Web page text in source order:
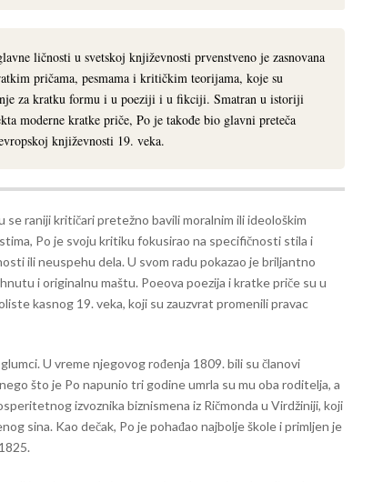
ličnosti u svetskoj književnosti prvenstveno je zasnovana
pričama, pesmama i kritičkim teorijama, koje su
za kratku formu i u poeziji i u fikciji. Smatran u istoriji
moderne kratke priče, Po je takođe bio glavni preteča
književnosti 19. veka.
se raniji kritičari pretežno bavili moralnim ili ideološkim
Po je svoju kritiku fokusirao na specifičnosti stila i
ili neuspehu dela. U svom radu pokazao je briljantno
i ​​originalnu maštu. Poeova poezija i kratke priče su u
kasnog 19. veka, koji su zauzvrat promenili pravac
U vreme njegovog rođenja 1809. bili su članovi
što je Po napunio tri godine umrla su mu oba roditelja, a
izvoznika biznismena iz Ričmonda u Virdžiniji, koji
sina. Kao dečak, Po je pohađao najbolje škole i primljen je